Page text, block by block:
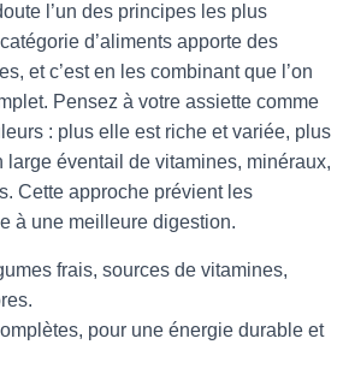
l’un des principes les plus
d’aliments apporte des
et c’est en les combinant que l’on
Pensez à votre assiette comme
: plus elle est riche et variée, plus
large éventail de vitamines, minéraux,
Cette approche prévient les
à une meilleure digestion.
frais, sources de vitamines,
pour une énergie durable et